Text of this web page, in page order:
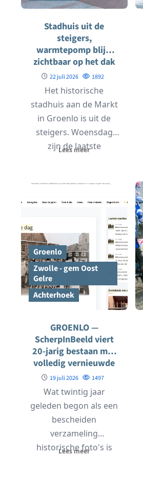
Stadhuis uit de
steigers,
warmtepomp blijft
zichtbaar op het dak
22 juli 2026 1892
Het historische
stadhuis aan de Markt
in Groenlo is uit de
steigers. Woensdag
zijn de laatste
de...
Lees meer
Groenlo
Zwolle - gem Oost
Gelre
Achterhoek
GROENLO —
ScherpInBeeld viert
20-jarig bestaan met
volledig vernieuwde
website
19 juli 2026 1497
Wat twintig jaar
geleden begon als een
bescheiden
verzameling
historische foto's is
Lees meer